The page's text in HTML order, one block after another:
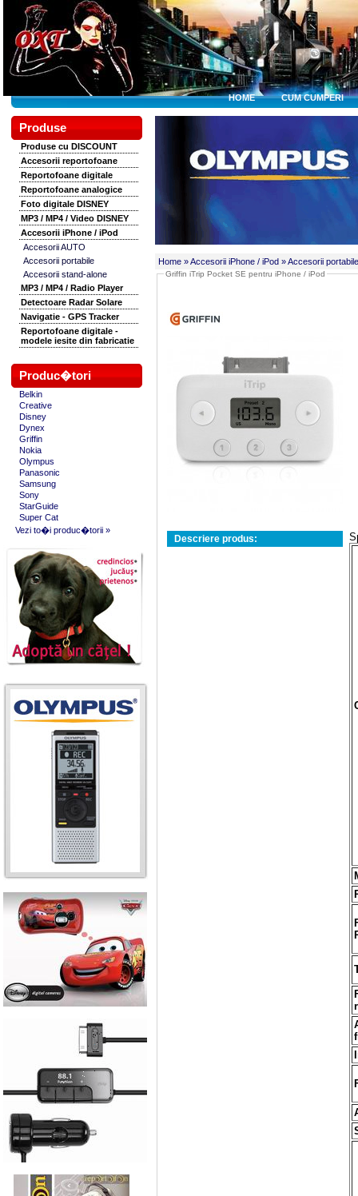
HOME CUM CUMPERI
Produse
Produse cu DISCOUNT
Accesorii reportofoane
Reportofoane digitale
Reportofoane analogice
Foto digitale DISNEY
MP3 / MP4 / Video DISNEY
Accesorii iPhone / iPod
Accesorii AUTO
Accesorii portabile
Accesorii stand-alone
MP3 / MP4 / Radio Player
Detectoare Radar Solare
Navigatie - GPS Tracker
Reportofoane digitale -
modele iesite din fabricatie
Produc�tori
Belkin
Creative
Disney
Dynex
Griffin
Nokia
Olympus
Panasonic
Samsung
Sony
StarGuide
Super Cat
Vezi to�i produc�torii »
Home » Accesorii iPhone / iPod » Accesorii portabile
Griffin iTrip Pocket SE pentru iPhone / iPod
Descriere produs: